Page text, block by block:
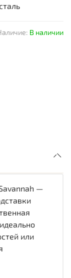
В наличии
—
или